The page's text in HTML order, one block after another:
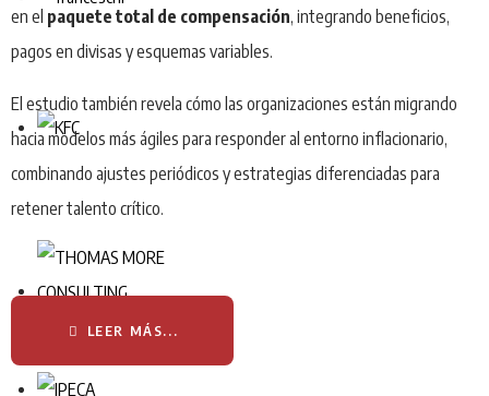
en el paquete total de compensación, integrando beneficios,
pagos en divisas y esquemas variables.
El estudio también revela cómo las organizaciones están migrando
hacia modelos más ágiles para responder al entorno inflacionario,
combinando ajustes periódicos y estrategias diferenciadas para
retener talento crítico.
LEER MÁS...